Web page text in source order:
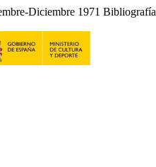
Diciembre 1971 Bibliografía